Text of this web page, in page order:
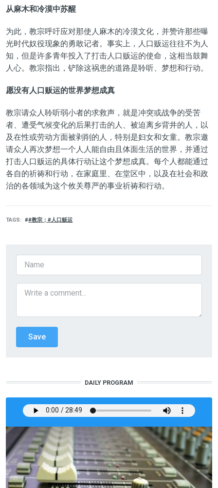
从麻木和冷漠中苏醒
为此，教宗呼吁应对那使人麻木的冷漠文化，并赞许那些曝
光时代奴役现象的勇敢记者。事实上，人口贩运往往不为人
知，但是许多青年投入了打击人口贩运的使命，这相当鼓舞
人心。教宗指出，铲除这祸患的道路是聆听、梦想和行动。
愿没有人口贩运的世界梦想成真
教宗请众人聆听弱小者的求救声，就是冲突或战争的受苦
者、遭受气候变化的后果打击的人、被迫离乡背井的人，以
及在性或劳动方面被剥削的人，特别是妇女和女童。教宗邀
请众人再次梦想一个人人能自由且体面生活的世界，并通过
打击人口贩运的具体行动让这个梦想成真。每个人都能通过
各自的祈祷和行动，在家庭里、在堂区中，以及在社会和政
治的各领域为这个攸关尊严的事业祈祷和行动。
TAGS #教宗；#人口贩运
DAILY PROGRAM